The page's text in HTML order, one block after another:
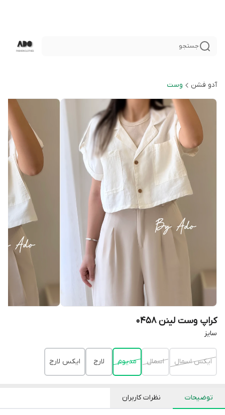
جستجو
آدو فشن وست
كراپ وست لينن 0458
سايز
ايكس اسمال اسمال مديوم لارج ايكس لارج
توضیحات نظرات کاربران